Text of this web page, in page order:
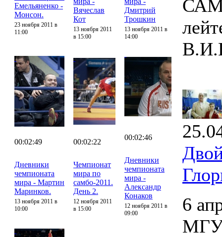
Емельяненко -
Монсон.
23 ноября 2011 в
11:00
Вячеслав
Кот
13 ноября 2011
в 15:00
Дмитрий
Трошкин
13 ноября 2011 в
14:00
00:02:49
Дневники
чемпионата
мира - Мартин
Маринков.
13 ноября 2011 в
10:00
00:02:22
Чемпионат
мира по
самбо-2011.
День 2.
12 ноября 2011
в 15:00
00:02:46
Дневники
чемпионата
мира -
Александр
Конаков
12 ноября 2011 в
09:00
6